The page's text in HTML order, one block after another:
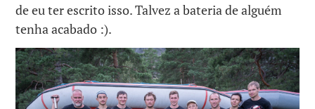
de eu ter escrito isso. Talvez a bateria de alguém
tenha acabado :).